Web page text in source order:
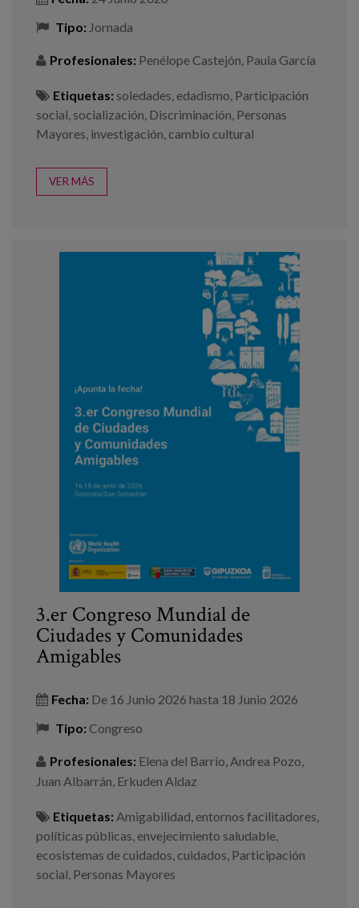
Tipo: Jornada
Profesionales: Penélope Castejón, Paula García
Etiquetas: soledades, edadismo, Participación
social, socialización, Discriminación, Personas
Mayores, investigación, cambio cultural
VER MÁS
3.er Congreso Mundial de
Ciudades y Comunidades
Amigables
Fecha: De 16 Junio 2026 hasta 18 Junio 2026
Tipo: Congreso
Profesionales: Elena del Barrio, Andrea Pozo,
Juan Albarrán, Erkuden Aldaz
Etiquetas: Amigabilidad, entornos facilitadores,
políticas públicas, envejecimiento saludable,
ecosistemas de cuidados, cuidados, Participación
social, Personas Mayores